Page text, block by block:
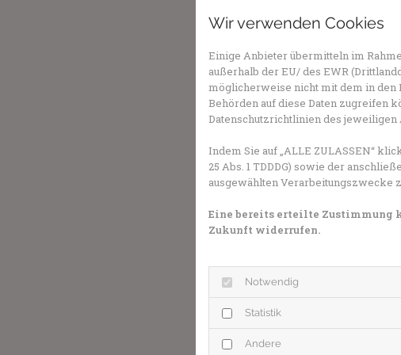
Wir verwenden Cookies
Einige Anbieter übermitteln im
außerhalb der EU/ des EWR
möglicherweise nicht mit dem in den
Behörden auf diese Daten zugreifen
Datenschutzrichtlinien des jeweiligen
Indem Sie auf „ALLE ZULASSEN“
25 Abs. 1 TDDDG) sowie der
ausgewählten Verarbeitungszwecke
Eine bereits erteilte Zustimmung
Zukunft widerrufen.
Notwendig
Statistik
Andere